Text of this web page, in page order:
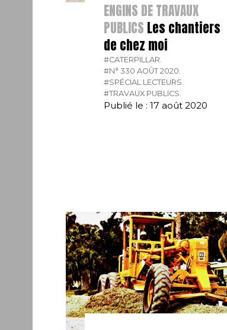
ENGINS DE TRAVAUX
PUBLICS Les chantiers
de chez moi
#CATERPILLAR.
#N° 330 AOÛT 2020.
#SPÉCIAL LECTEURS.
#TRAVAUX PUBLICS.
Publié le : 17 août 2020